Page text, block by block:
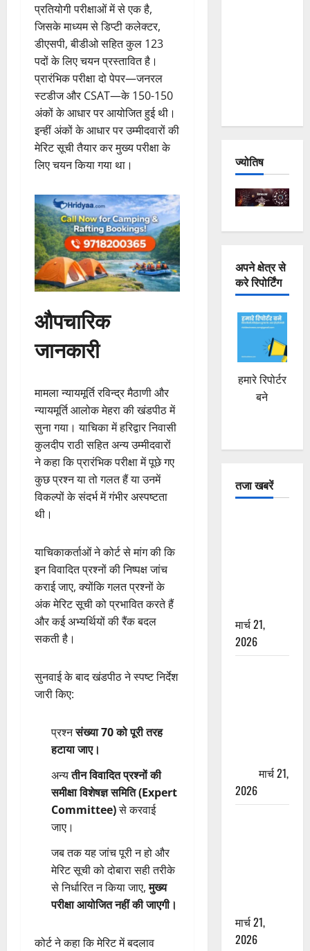
प्रतियोगी परीक्षाओं में से एक है,
जिसके माध्यम से डिप्टी कलेक्टर,
डीएसपी, बीडीओ सहित कुल 123
पदों के लिए चयन प्रस्तावित है।
प्रारंभिक परीक्षा दो पेपर—जनरल
स्टडीज और CSAT—के 150-150
अंकों के आधार पर आयोजित हुई थी।
इन्हीं अंकों के आधार पर उम्मीदवारों की
मेरिट सूची तैयार कर मुख्य परीक्षा के
लिए चयन किया गया था।
औपचारिक
जानकारी
मामला न्यायमूर्ति रविन्द्र मैठाणी और
न्यायमूर्ति आलोक मेहरा की खंडपीठ में
सुना गया। याचिका में हरिद्वार निवासी
कुलदीप राठी सहित अन्य उम्मीदवारों
ने कहा कि प्रारंभिक परीक्षा में पूछे गए
कुछ प्रश्न या तो गलत हैं या उनमें
विकल्पों के संदर्भ में गंभीर अस्पष्टता
थी।
याचिकाकर्ताओं ने कोर्ट से मांग की कि
इन विवादित प्रश्नों की निष्पक्ष जांच
कराई जाए, क्योंकि गलत प्रश्नों के
अंक मेरिट सूची को प्रभावित करते हैं
और कई अभ्यर्थियों की रैंक बदल
सकती है।
सुनवाई के बाद खंडपीठ ने स्पष्ट निर्देश
जारी किए:
प्रश्नसंख्या 70 को पूरी तरह
हटाया जाए।
अन्यतीन विवादित प्रश्नों की
समीक्षा विशेषज्ञ समिति (Expert
Committee)से करवाई
जाए।
जब तक यह जांच पूरी न हो और
मेरिट सूची को दोबारा सही तरीके
से निर्धारित न किया जाए,मुख्य
परीक्षा आयोजित नहीं की जाएगी।
कोर्ट ने कहा कि मेरिट में बदलाव
ज्योतिष
अपने क्षेत्र से
करे रिपोर्टिंग
हमारे रिपोर्टर
बने
तजा खबरें
मार्च 21,
2026
मार्च 21,
2026
मार्च 21,
2026